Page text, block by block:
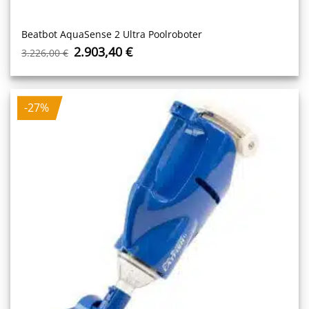
Beatbot AquaSense 2 Ultra Poolroboter
3.226,00€ Ursprünglicher
war:
3.226,00 €
2.903,40€Aktueller
ist:
2.903,40 €.
-27%